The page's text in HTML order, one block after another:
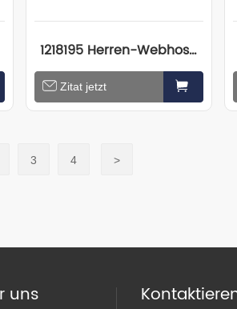
1218195 Herren-Webhose
(Paarlook)
Zitat jetzt
3 4 >
uns